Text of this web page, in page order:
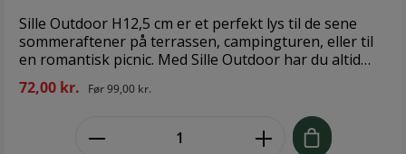
Sille Outdoor H12,5 cm er et perfekt lys til de sene
sommeraftener på terrassen, campingturen, eller til
en romantisk picnic. Med Sille Outdoor har du altid
hygge ved hånden. Du kan trygt efterlade lyset ude på
terrassebordet, da det er lavet i vandtæt materiale.
Der findes ikke noget bedre end sene sommeraftener
ude på terrassen i stearinlysets skær. Med Sille
Udendørs er du garanteret udendørshygge aften
72,00 kr. Før99,00 kr.